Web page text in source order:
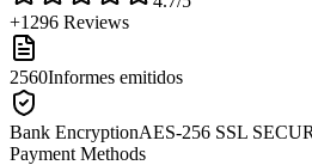
+1296 Reviews
2560Informes emitidos
Bank EncryptionAES-256 SSL
Payment Methods